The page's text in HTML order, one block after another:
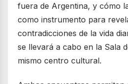
fuera de Argentina, y cómo
como instrumento para
contradicciones de la vida
se llevará a cabo en la Sala
mismo centro cultural.